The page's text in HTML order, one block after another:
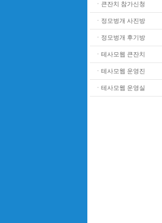
ㆍ큰잔치 참가신청
ㆍ정모벙개 사진방
ㆍ정모벙개 후기방
ㆍ테사모웹 큰잔치
ㆍ테사모웹 운영진
ㆍ테사모웹 운영실